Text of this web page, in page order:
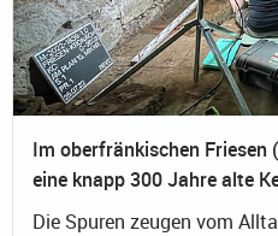
Im oberfränkischen Friesen
eine knapp 300 Jahre alte
Die Spuren zeugen vom